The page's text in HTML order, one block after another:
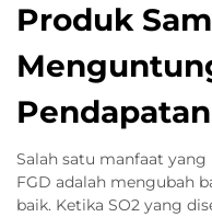
Produk
Salah satu manfaat
FGD adalah mengubah
baik. Ketika SO2 yang